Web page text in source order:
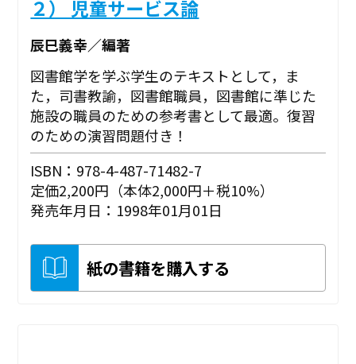
２） 児童サービス論
辰巳義幸／編著
図書館学を学ぶ学生のテキストとして，ま
た，司書教諭，図書館職員，図書館に準じた
施設の職員のための参考書として最適。復習
のための演習問題付き！
ISBN：978-4-487-71482-7
定価2,200円（本体2,000円＋税10%）
発売年月日：1998年01月01日
紙の書籍を購入する